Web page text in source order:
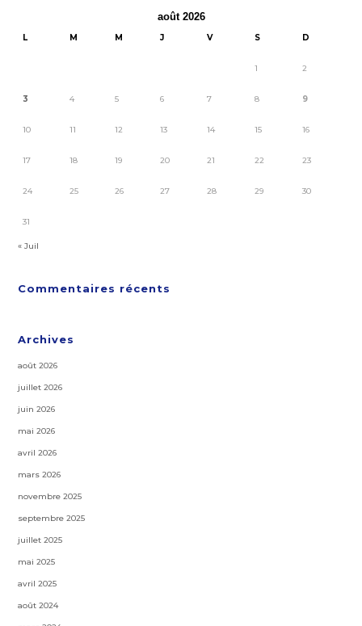
août 2026
L M M J V S D
1 2
3 4 5 6 7 8 9
10 11 12 13 14 15 16
17 18 19 20 21 22 23
24 25 26 27 28 29 30
31
« Juil
Commentaires récents
Archives
août 2026
juillet 2026
juin 2026
mai 2026
avril 2026
mars 2026
novembre 2025
septembre 2025
juillet 2025
mai 2025
avril 2025
août 2024